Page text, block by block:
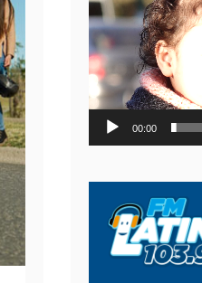
Reproductor
de
video
00:00